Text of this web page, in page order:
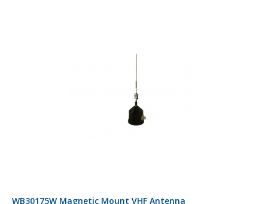
WB30175W Magnetic Mount VHF Antenna